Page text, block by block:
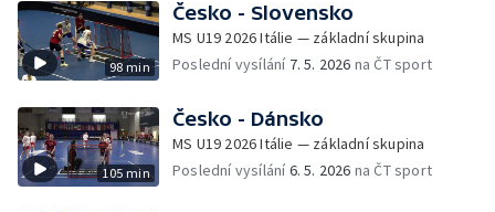
98 min
Česko - Slovensko
MS U19 2026 Itálie — základní skupina
Poslední vysílání 7. 5. 2026 na ČT sport
105 min
Česko - Dánsko
MS U19 2026 Itálie — základní skupina
Poslední vysílání6. 5. 2026 na ČT sport